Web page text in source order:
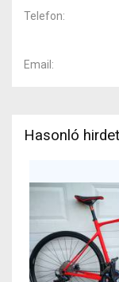
Telefon
Email
Hasonló